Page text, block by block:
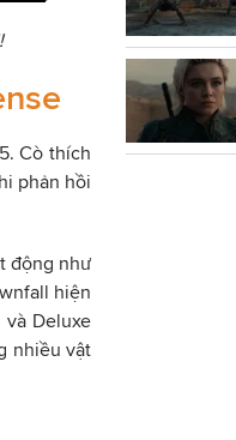
Cò thích
phản hồi
động như
hiện
và Deluxe
nhiều vật